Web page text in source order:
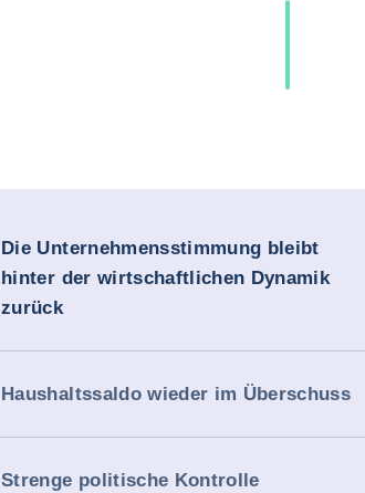
Die Unternehmensstimmung bleibt
hinter der wirtschaftlichen Dynamik
zurück
Haushaltssaldo wieder im Überschuss
Strenge politische Kontrolle